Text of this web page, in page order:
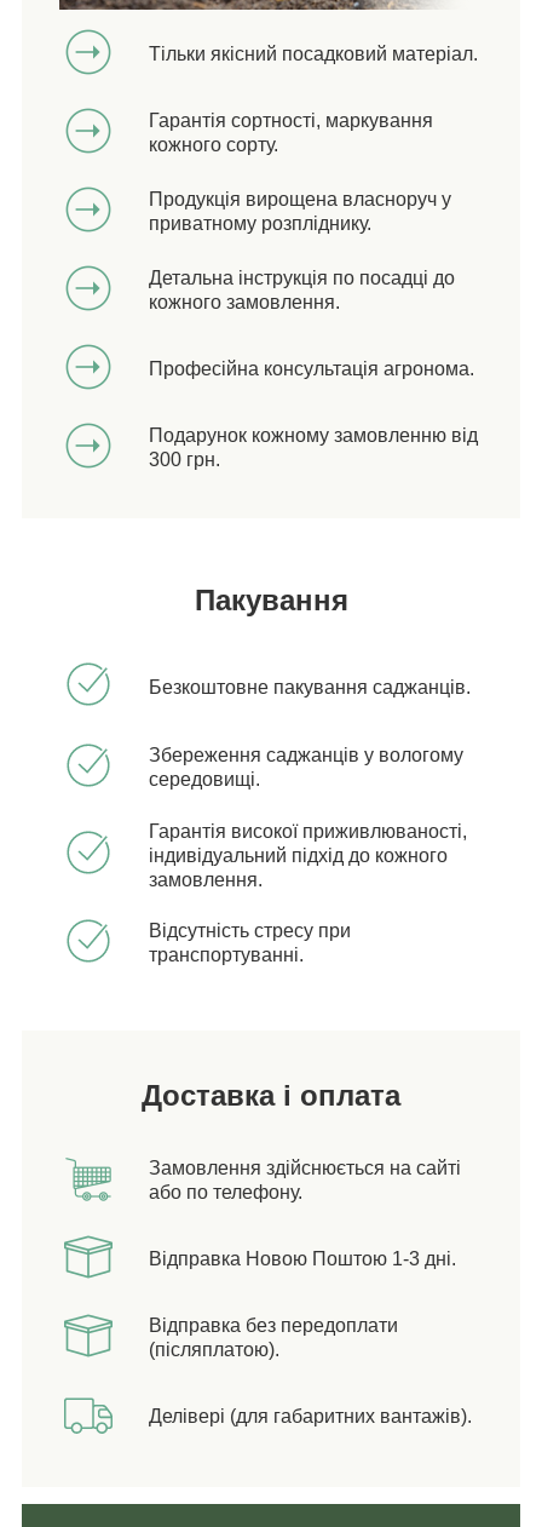
Тільки якісний посадковий матеріал.
Гарантія сортності, маркування
кожного сорту.
Продукція вирощена власноруч у
приватному розпліднику.
Детальна інструкція по посадці до
кожного замовлення.
Професійна консультація агронома.
Подарунок кожному замовленню від
300 грн.
Пакування
Безкоштовне пакування саджанців.
Збереження саджанців у вологому
середовищі.
Гарантія високої приживлюваності,
індивідуальний підхід до кожного
замовлення.
Відсутність стресу при
транспортуванні.
Доставка і оплата
Замовлення здійснюється на сайті
або по телефону.
Відправка Новою Поштою 1-3 дні.
Відправка без передоплати
(післяплатою).
Делівері (для габаритних вантажів).